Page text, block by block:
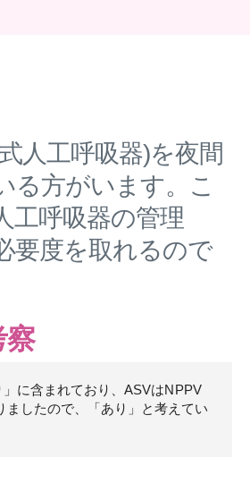
人工呼吸器)を夜間
る方がいます。こ
工呼吸器の管理
要度を取れるので
察
に含まれており、ASVはNPPV
ましたので、「あり」と考えてい